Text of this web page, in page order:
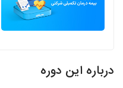
درباره این دوره